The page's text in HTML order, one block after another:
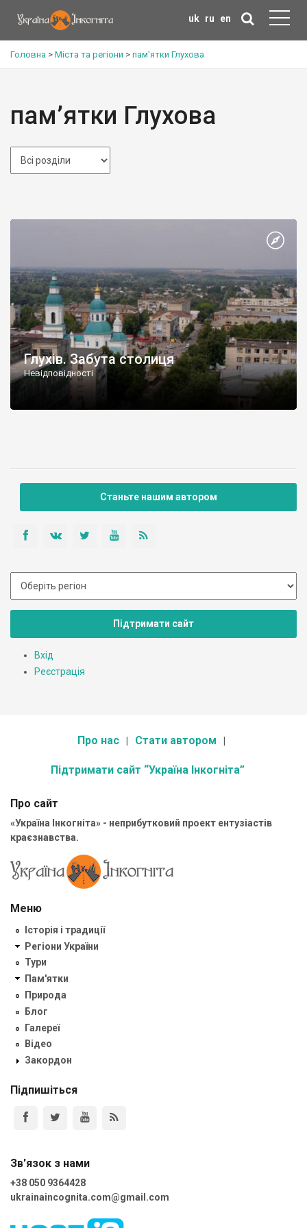
uk ru en
Головна > Міста та регіони > пам'ятки Глухова
пам’ятки Глухова
Глухів. Забута столиця
Невідповідності
Станьте нашим автором
Підтримати сайт
Вхід
Реєстрація
Про нас Стати автором
Підтримати сайт “Україна Інкогніта”
Про сайт
«Україна Інкогніта» - неприбутковий проект ентузіастів
краєзнавства.
Меню
Історія і традиції
Регіони України
Тури
Пам'ятки
Природа
Блог
Галереї
Відео
Закордон
Підпишіться
Зв'язок з нами
+38 050 9364428
ukrainaincognita.com@gmail.com